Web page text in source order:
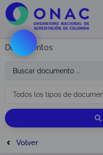
Documentos
Volver